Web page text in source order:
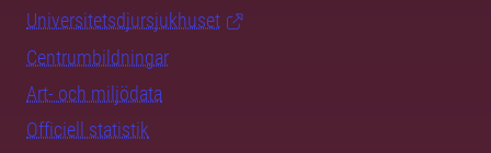
Universitetsdjursjukhuset
Centrumbildningar
Art- och miljödata
Officiell statistik